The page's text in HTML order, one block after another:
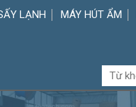
LẠNH MÁY HÚT ẨM